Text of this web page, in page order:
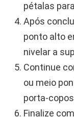
pétalas
Após
ponto alto
nivelar a
Continue
ou meio
porta-
Finalize